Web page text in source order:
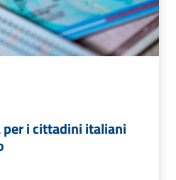
per i cittadini italiani